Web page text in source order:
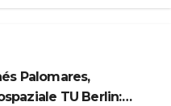
Palomares,
TU Berlin: